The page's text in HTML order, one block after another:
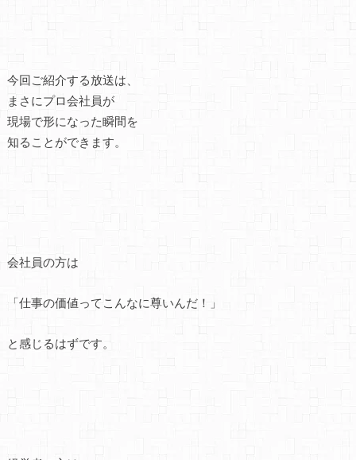
今回ご紹介する放送は、
まさにプロ会社員が
現場で形になった瞬間を
知ることができます。
会社員の方は
「仕事の価値ってこんなに尊いんだ！」
と感じるはずです。